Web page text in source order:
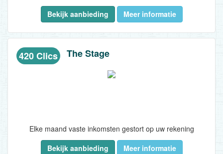
Bekijk aanbieding
Meer informatie
420 Clics The Stage
Elke maand vaste inkomsten gestort op uw rekening
Investeer in hartje Antwerpen, tussen de Meir en het centraal station
Bekijk aanbieding Meer informatie